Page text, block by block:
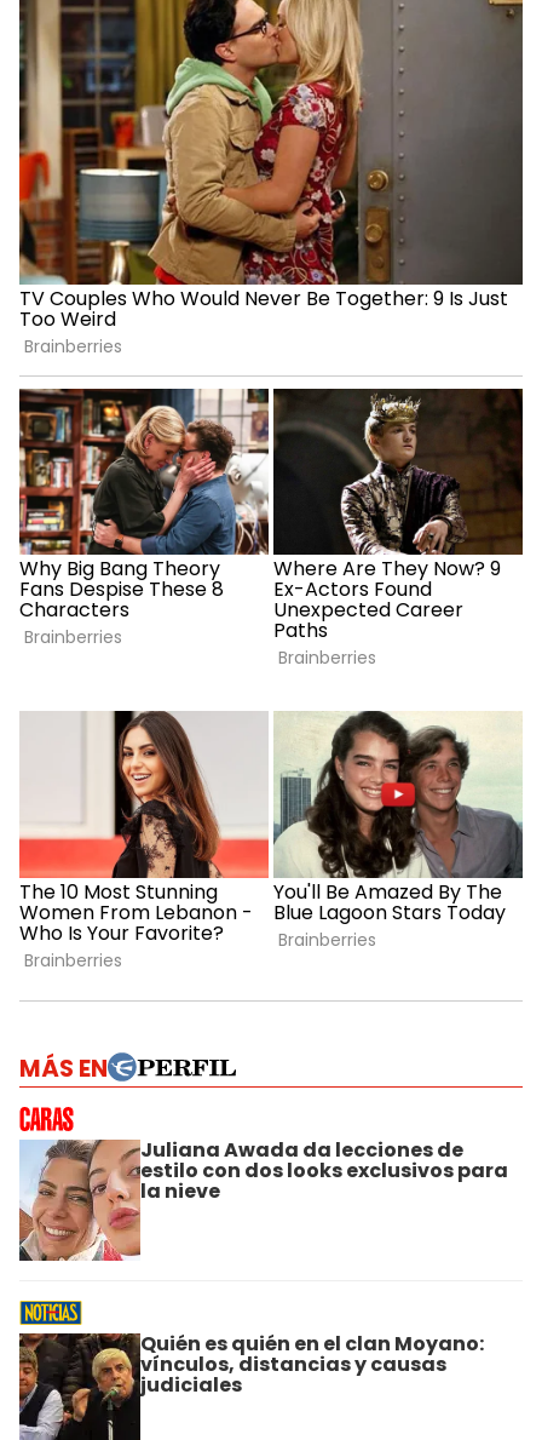
MÁS EN
Juliana Awada da lecciones de
estilo con dos looks exclusivos para
la nieve
Quién es quién en el clan Moyano:
vínculos, distancias y causas
judiciales